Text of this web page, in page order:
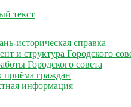
текст
историческая справка
и структура Городского
Городского совета
приёма граждан
информация